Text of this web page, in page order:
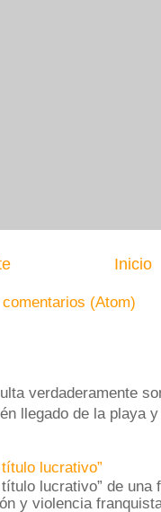
Inicio
(Atom)
verdaderamente
llegado de la playa
lucrativo”
lucrativo” de una
y violencia